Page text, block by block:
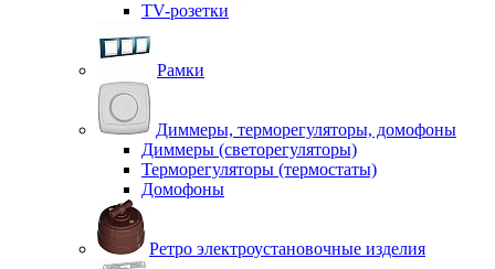
TV-розетки
Рамки
Диммеры, терморегуляторы, домофоны
Диммеры (светорегуляторы)
Терморегуляторы (термостаты)
Домофоны
Ретро электроустановочные изделия